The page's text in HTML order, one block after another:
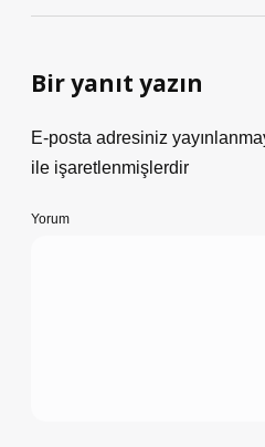
Bir yanıt yazın
E-posta adresiniz
ile işaretlenmişlerdir
Yorum